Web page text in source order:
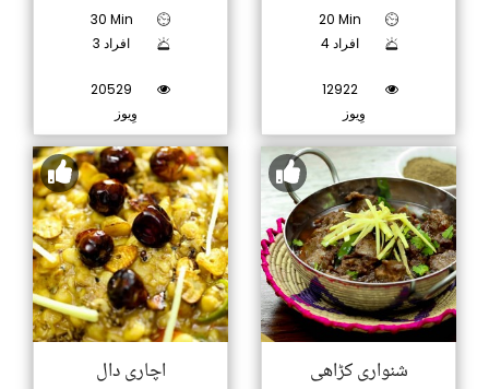
30 Min
3 افراد
20529
وِیوز
20 Min
4 افراد
12922
وِیوز
اچاری دال شنواری کڑاھی